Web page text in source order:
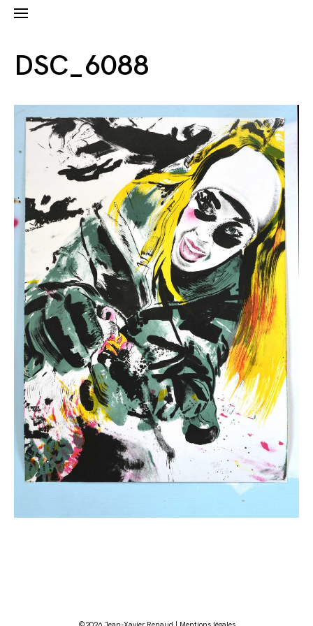
DSC_6088